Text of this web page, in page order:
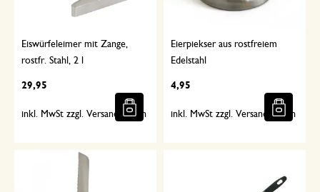
Eiswürfeleimer mit Zange,
rostfr. Stahl, 2 l
29,95
inkl. MwSt zzgl. Versandkosten
Eierpiekser aus rostfreiem
Edelstahl
4,95
inkl. MwSt zzgl. Versandkosten